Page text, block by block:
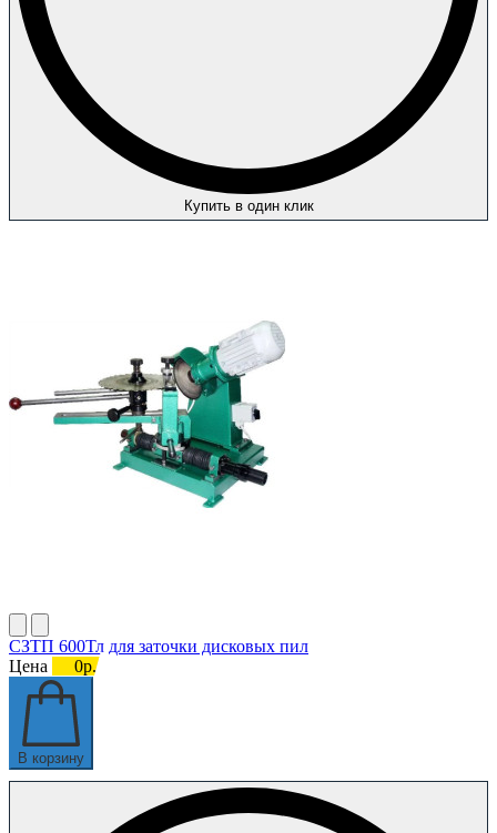
Купить в один клик
СЗТП 600Тл для заточки дисковых пил
Цена
0р.
В корзину